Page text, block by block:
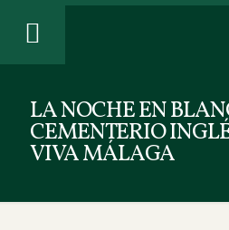
LA NOCHE EN
CEMENTERIO
VIVA MÁLAGA